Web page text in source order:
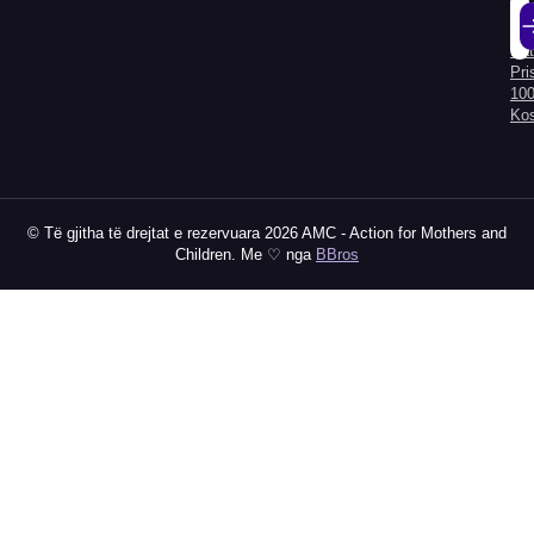
© Të gjitha të drejtat e rezervuara 2026 AMC - Action for Mothers and
Children. Me ♡ nga BBros